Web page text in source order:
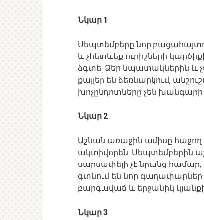
Նկար 1
Սեպտեմբերը նոր
և չհետևեք ուրիշների
ձգտել Ձեր նպատակներին և
քայլեր են ձեռնարկում,
խոչընդոտները չեն խանգարի
Նկար 2
Աշնան առաջին ամիսը հաջող
ակտիվորեն: Սեպտեմբերին
սարսափելի չէ նրանց համար,
գտնում են նոր գաղափարներ
բարգավաճ և երջանիկ
Նկար 3